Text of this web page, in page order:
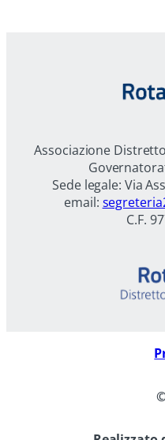
Associazione
Sede legale: Via
email:
C.F.